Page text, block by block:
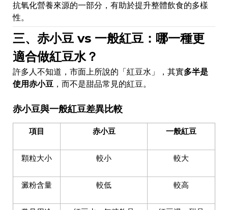
抗氧化營養來源的一部分，有助於提升整體飲食的多樣
性。
三、赤小豆 vs 一般紅豆：哪一種更
適合做紅豆水？
許多人不知道，市面上所說的「紅豆水」，其實多半是
使用赤小豆 ，而不是甜品常見的紅豆。
赤小豆與一般紅豆差異比較
項目 赤小豆 一般紅豆
顆粒大小 較小 較大
澱粉含量 較低 較高